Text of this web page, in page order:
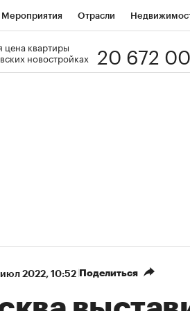
Мероприятия Отрасли
цена квартиры
новостройках
20 672
июл 2022, 10:52 Поделиться